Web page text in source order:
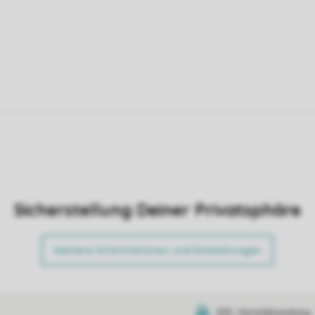
Sicherstellung Deiner Privatsphäre
Weitere Informationen und Einstellungen
SSL-Verschlüsselung